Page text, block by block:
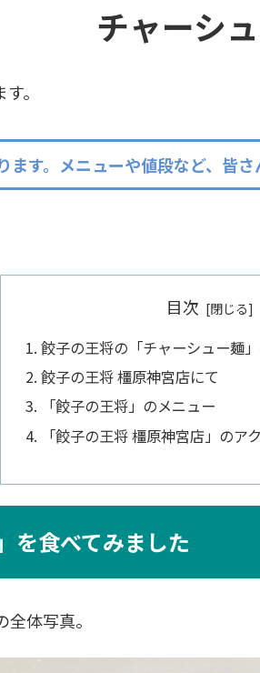
チャーシ
。
す。メニューや値段など、皆
目次
餃子の王将の「チャーシュー麺
餃子の王将 橿原神宮店にて
「餃子の王将」のメニュー
「餃子の王将 橿原神宮店」のア
を食べてみました
体写真。